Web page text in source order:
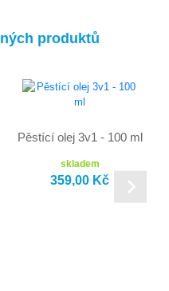
produktů
Pěstící olej 3v1 - 100 ml
skladem
359,00 Kč